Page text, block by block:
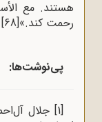
هستند. مع
رحمت کند.»[68]
پی‌نوشت‌ها:
[1] جلال